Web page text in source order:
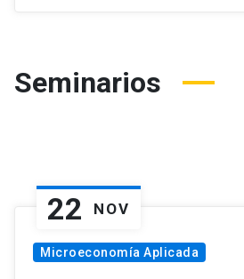
Seminarios
22 NOV
Microeconomía Aplicada